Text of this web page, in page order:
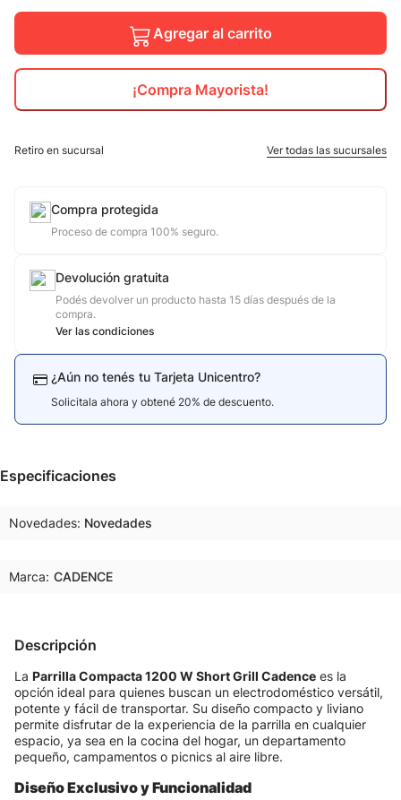
Agregar al carrito
¡Compra Mayorista!
Retiro en sucursal Ver todas las sucursales
Compra protegida
Proceso de compra 100% seguro.
Devolución gratuita
Podés devolver un producto hasta 15 días después de la
compra.
Ver las condiciones
¿Aún no tenés tu Tarjeta Unicentro?
Solicitala ahora y obtené 20% de descuento.
Especificaciones
Novedades Novedades
Marca: CADENCE
Descripción
La Parrilla Compacta 1200 W Short Grill Cadence es la
opción ideal para quienes buscan un electrodoméstico versátil,
potente y fácil de transportar. Su diseño compacto y liviano
permite disfrutar de la experiencia de la parrilla en cualquier
espacio, ya sea en la cocina del hogar, un departamento
pequeño, campamentos o picnics al aire libre.
Diseño Exclusivo y Funcionalidad